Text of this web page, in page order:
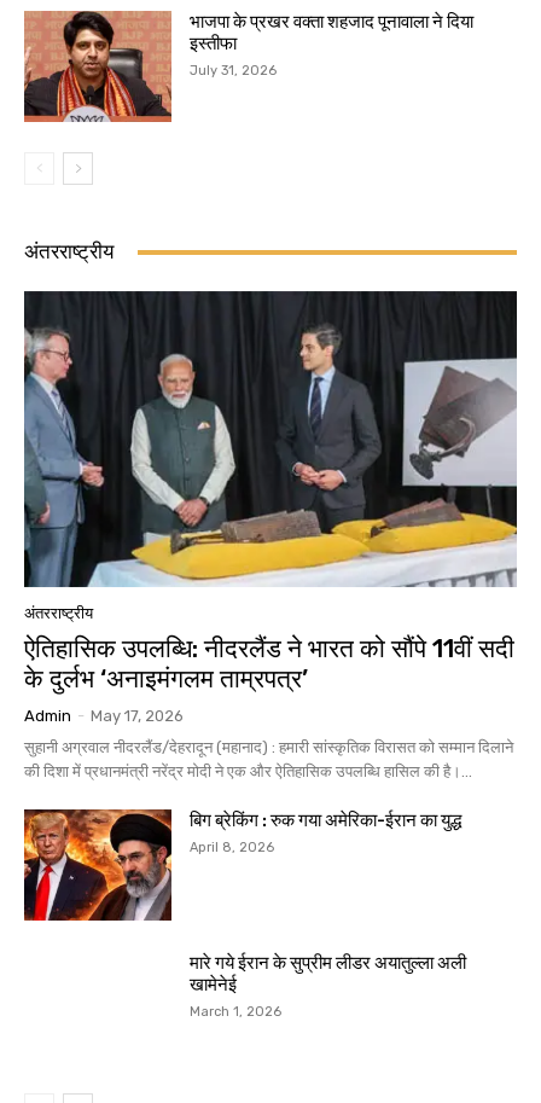
भाजपा के प्रखर वक्ता शहजाद पूनावाला ने दिया
इस्तीफा
July 31, 2026
अंतरराष्ट्रीय
अंतरराष्ट्रीय
ऐतिहासिक उपलब्धि: नीदरलैंड ने भारत को सौंपे 11वीं सदी
के दुर्लभ ‘अनाइमंगलम ताम्रपत्र’
Admin - May 17, 2026
सुहानी अग्रवाल नीदरलैंड/देहरादून (महानाद) : हमारी सांस्कृतिक विरासत को सम्मान दिलाने
की दिशा में प्रधानमंत्री नरेंद्र मोदी ने एक और ऐतिहासिक उपलब्धि हासिल की है।...
बिग ब्रेकिंग : रुक गया अमेरिका-ईरान का युद्ध
April 8, 2026
मारे गये ईरान के सुप्रीम लीडर अयातुल्ला अली
खामेनेई
March 1, 2026